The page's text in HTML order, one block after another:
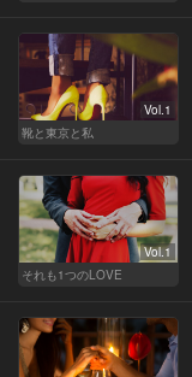
Vol.1
靴と東京と私
Vol.1
それも1つのLOVE